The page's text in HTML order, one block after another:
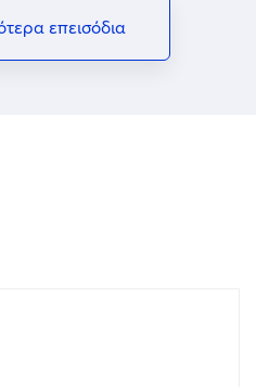
επεισόδια